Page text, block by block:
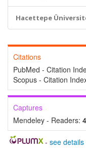
Hacettepe
Citations
PubMed - Citation
Scopus - Citation
Captures
Mendeley - Readers: 4
- see details